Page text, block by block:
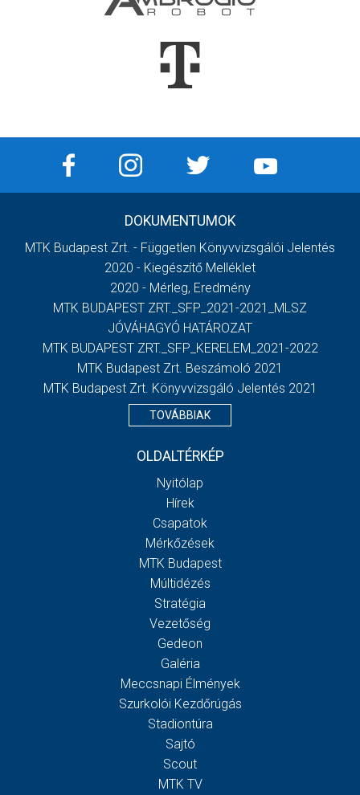
DOKUMENTUMOK
MTK Budapest Zrt. - Független Könyvvizsgálói Jelentés
2020 - Kiegészítő Melléklet
2020 - Mérleg, Eredmény
MTK BUDAPEST ZRT._SFP_2021-2021_MLSZ
JÓVÁHAGYÓ HATÁROZAT
MTK BUDAPEST ZRT._SFP_KERELEM_2021-2022
MTK Budapest Zrt. Beszámoló 2021
MTK Budapest Zrt. Könyvvizsgáló Jelentés 2021
TOVÁBBIAK
OLDALTÉRKÉP
Nyitólap
Hírek
Csapatok
Mérkőzések
MTK Budapest
Múltidézés
Stratégia
Vezetőség
Gedeon
Galéria
Meccsnapi Élmények
Szurkolói Kezdőrúgás
Stadiontúra
Sajtó
Scout
MTK TV